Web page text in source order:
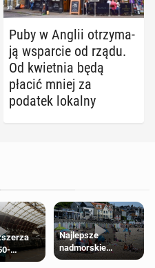
Puby w Anglii otrzy­ma­
ją wspar­cie od rządu.
Od kwiet­nia będą
płacić mniej za
podatek lokalny
Najlepsze
nadmorskie
miasteczko blisko